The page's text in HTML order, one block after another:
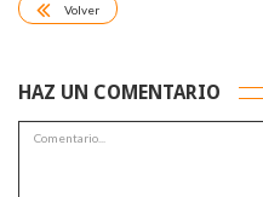
Volver
HAZ UN COMENTARIO